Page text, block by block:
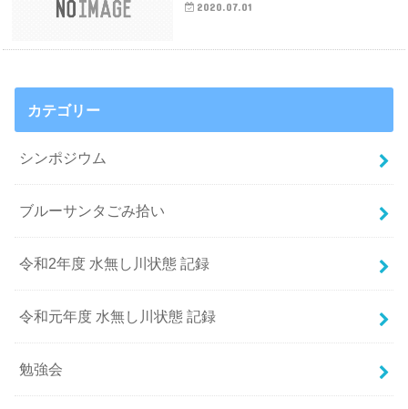
2020.07.01
カテゴリー
シンポジウム
ブルーサンタごみ拾い
令和2年度 水無し川状態 記録
令和元年度 水無し川状態 記録
勉強会